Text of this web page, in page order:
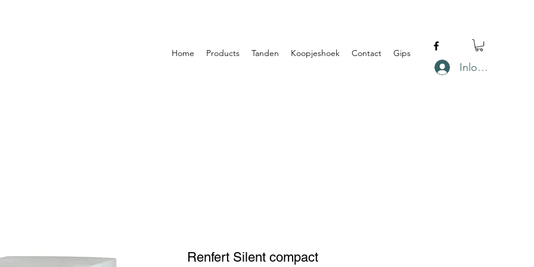
Home Products Tanden Koopjeshoek Contact Gips
Inloggen
Renfert Silent compact